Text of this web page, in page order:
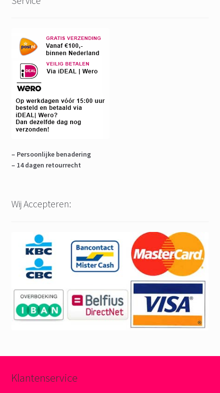
– Persoonlijke benadering
– 14 dagen retourrecht
Wij Accepteren:
Klantenservice